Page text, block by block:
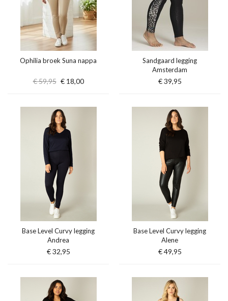
Ophilia broek Suna nappa
€ 59,95 € 18,00
Sandgaard legging
Amsterdam
€ 39,95
Base Level Curvy legging
Andrea
€ 32,95
Base Level Curvy legging
Alene
€ 49,95